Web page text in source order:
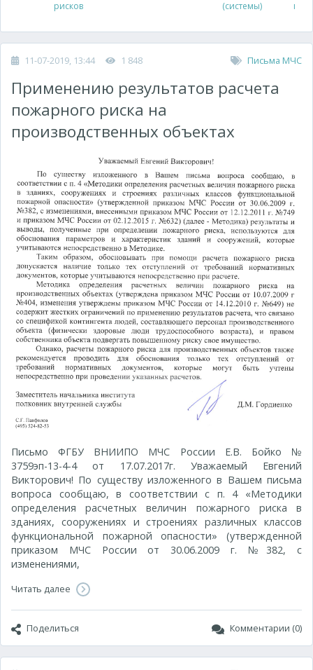
рисков (системы)
11-07-2019, 13:44 1 848 Письма МЧС
Применению результатов расчета
пожарного риска на
производственных объектах
Письмо ФГБУ ВНИИПО МЧС России Е.В. Бойко №
3759эп-13-4-4 от 17.07.2017г. Уважаемый Евгений
Викторович! По существу изложенного в Вашем письма
вопроса сообщаю, в соответствии с п. 4 «Методики
определения расчетных величин пожарного риска в
зданиях, сооружениях и строениях различных классов
функциональной пожарной опасности» (утвержденной
приказом МЧС России от 30.06.2009 г. №382, с
изменениями,
Читать далее
Поделиться Комментарии (0)